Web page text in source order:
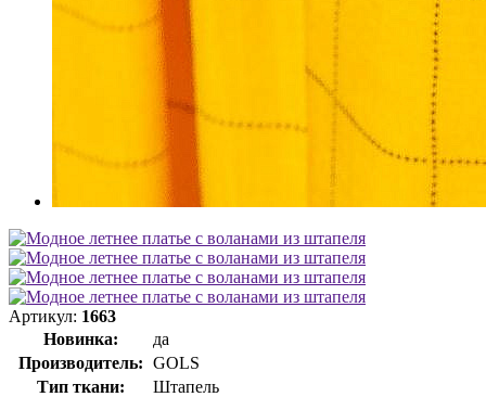
Артикул: 1663
Новинка:
да
Производитель: GOLS
Тип ткани:
Штапель